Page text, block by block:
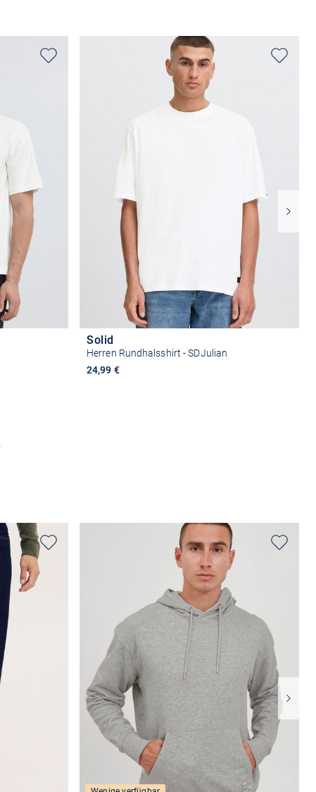
Solid
Herren Rundhalsshirt - SDJulian
24,99 €